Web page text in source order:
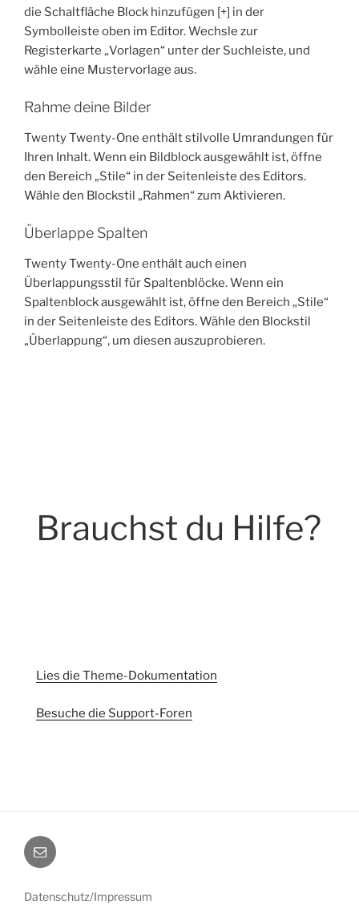
die Schaltfläche Block hinzufügen [+] in der
Symbolleiste oben im Editor. Wechsle zur
Registerkarte „Vorlagen“ unter der Suchleiste, und
wähle eine Mustervorlage aus.
Rahme deine Bilder
Twenty Twenty-One enthält stilvolle Umrandungen für
Ihren Inhalt. Wenn ein Bildblock ausgewählt ist, öffne
den Bereich „Stile“ in der Seitenleiste des Editors.
Wähle den Blockstil „Rahmen“ zum Aktivieren.
Überlappe Spalten
Twenty Twenty-One enthält auch einen
Überlappungsstil für Spaltenblöcke. Wenn ein
Spaltenblock ausgewählt ist, öffne den Bereich „Stile“
in der Seitenleiste des Editors. Wähle den Blockstil
„Überlappung“, um diesen auszuprobieren.
Brauchst du Hilfe?
Lies die Theme-Dokumentation
Besuche die Support-Foren
E-
Mail
Datenschutz/Impressum